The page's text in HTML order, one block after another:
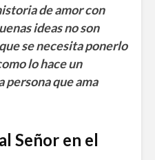
de amor con
ideas no son
se necesita ponerlo
lo hace un
persona que ama
Señor en el